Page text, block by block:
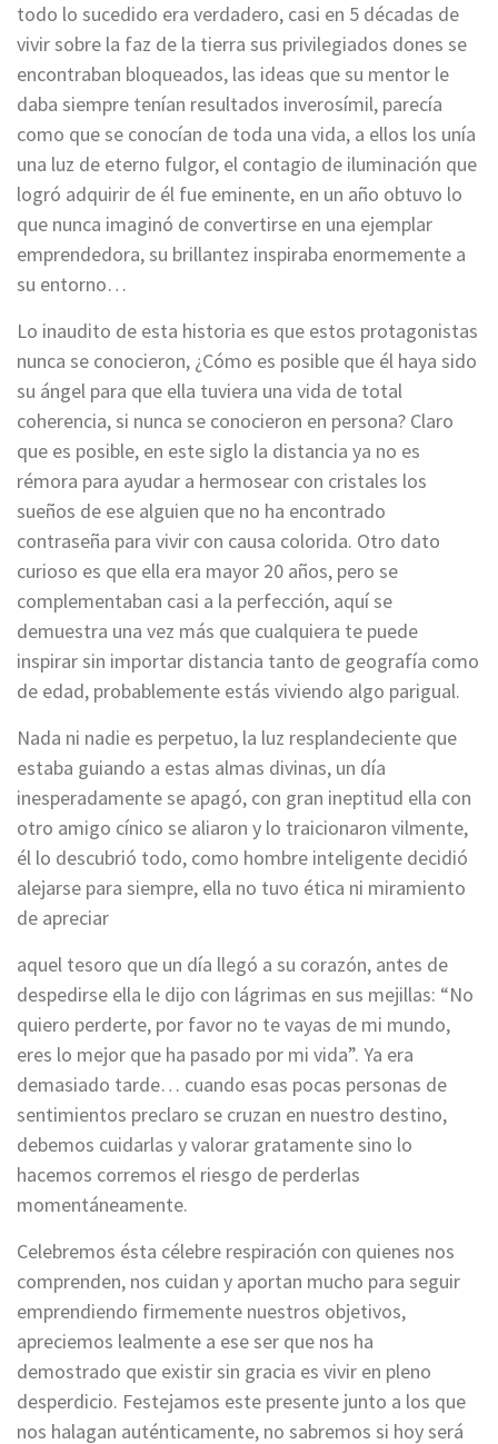
todo lo sucedido era verdadero, casi en 5 décadas de
vivir sobre la faz de la tierra sus privilegiados dones se
encontraban bloqueados, las ideas que su mentor le
daba siempre tenían resultados inverosímil, parecía
como que se conocían de toda una vida, a ellos los unía
una luz de eterno fulgor, el contagio de iluminación que
logró adquirir de él fue eminente, en un año obtuvo lo
que nunca imaginó de convertirse en una ejemplar
emprendedora, su brillantez inspiraba enormemente a
su entorno…
Lo inaudito de esta historia es que estos protagonistas
nunca se conocieron, ¿Cómo es posible que él haya sido
su ángel para que ella tuviera una vida de total
coherencia, si nunca se conocieron en persona? Claro
que es posible, en este siglo la distancia ya no es
rémora para ayudar a hermosear con cristales los
sueños de ese alguien que no ha encontrado
contraseña para vivir con causa colorida. Otro dato
curioso es que ella era mayor 20 años, pero se
complementaban casi a la perfección, aquí se
demuestra una vez más que cualquiera te puede
inspirar sin importar distancia tanto de geografía como
de edad, probablemente estás viviendo algo parigual.
Nada ni nadie es perpetuo, la luz resplandeciente que
estaba guiando a estas almas divinas, un día
inesperadamente se apagó, con gran ineptitud ella con
otro amigo cínico se aliaron y lo traicionaron vilmente,
él lo descubrió todo, como hombre inteligente decidió
alejarse para siempre, ella no tuvo ética ni miramiento
de apreciar
aquel tesoro que un día llegó a su corazón, antes de
despedirse ella le dijo con lágrimas en sus mejillas: “No
quiero perderte, por favor no te vayas de mi mundo,
eres lo mejor que ha pasado por mi vida”. Ya era
demasiado tarde… cuando esas pocas personas de
sentimientos preclaro se cruzan en nuestro destino,
debemos cuidarlas y valorar gratamente sino lo
hacemos corremos el riesgo de perderlas
momentáneamente.
Celebremos ésta célebre respiración con quienes nos
comprenden, nos cuidan y aportan mucho para seguir
emprendiendo firmemente nuestros objetivos,
apreciemos lealmente a ese ser que nos ha
demostrado que existir sin gracia es vivir en pleno
desperdicio. Festejamos este presente junto a los que
nos halagan auténticamente, no sabremos si hoy será